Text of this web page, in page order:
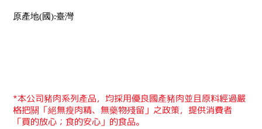
原產地(國):臺灣
*本公司豬肉系列產品，均採用優良國產豬肉並且原料經過嚴
格把關「絕無瘦肉精、無藥物殘留」之政策，提供消費者
「買的放心；食的安心」的食品。